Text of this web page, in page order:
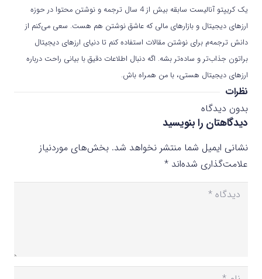
یک کریپتو آنالیست سابقه بیش از 4 سال ترجمه و نوشتن محتوا در حوزه
ارزهای دیجیتال و بازارهای مالی که عاشق نوشتن هم هست. سعی می‌کنم از
دانش ترجمه‌م برای نوشتن مقالات استفاده کنم تا دنیای ارزهای دیجیتال
براتون جذاب‌تر و ساده‌تر بشه. اگه دنبال اطلاعات دقیق با بیانی راحت درباره
ارزهای دیجیتال هستی، با من همراه باش.
نظرات
بدون دیدگاه
دیدگاهتان را بنویسید
نشانی ایمیل شما منتشر نخواهد شد. بخش‌های موردنیاز
علامت‌گذاری شده‌اند *